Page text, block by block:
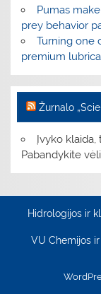
Pumas
prey behavior
Turning one
premium
Žurnalo
Įvyko klaida,
Pabandykite
Hidrologijos ir
VU Chemijos